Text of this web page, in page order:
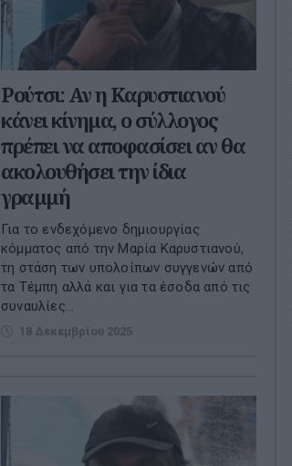
Ρούτσι: Αν η Καρυστιανού
κάνει κίνημα, ο σύλλογος
πρέπει να αποφασίσει αν θα
ακολουθήσει την ίδια
γραμμή
Για το ενδεχόμενο δημιουργίας
κόμματος από την Μαρία Καρυστιανού,
τη στάση των υπολοίπων συγγενών από
τα Τέμπη αλλά και για τα έσοδα από τις
συναυλίες...
18 Δεκεμβρίου 2025